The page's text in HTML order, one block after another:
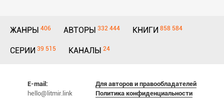
ЖАНРЫ 406 АВТОРЫ 332 444 КНИГИ 858 584
СЕРИИ 39 515 КАНАЛЫ 24
E-mail:
hello@litmir.link
Для авторов и правообладателей
Политика конфиденциальности